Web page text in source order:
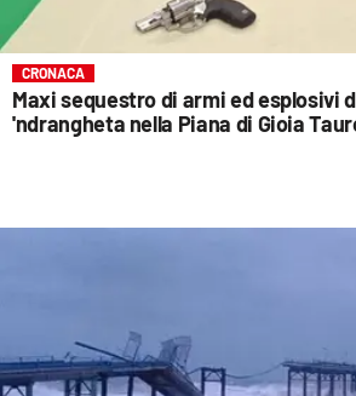
CRONACA
Maxi sequestro di armi ed esplosivi
'ndrangheta nella Piana di Gioia